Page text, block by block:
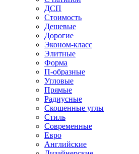
ДСП
Стоимость
Дешевые
Дорогие
Эконом-класс
Элитные
Форма
П-образные
Угловые
Прямые
Радиусные
Скошенные углы
Стиль
Современные
Евро
Английские